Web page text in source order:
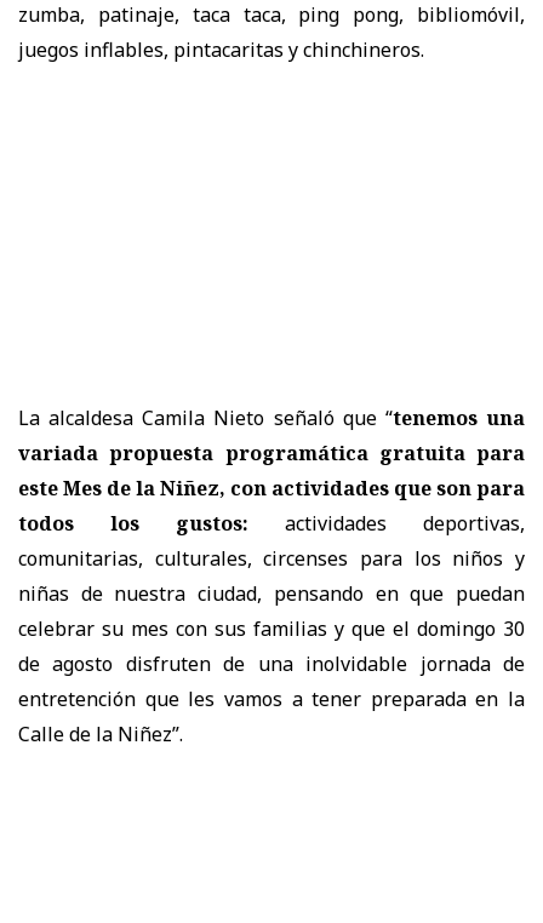
zumba, patinaje, taca taca, ping pong, bibliomóvil,
juegos inflables, pintacaritas y chinchineros.
La alcaldesa Camila Nieto señaló que “tenemos una
variada propuesta programática gratuita para
este Mes de la Niñez, con actividades que son para
todos los gustos:
actividades deportivas,
comunitarias, culturales, circenses para los niños y
niñas de nuestra ciudad, pensando en que puedan
celebrar su mes con sus familias y que el domingo 30
de agosto disfruten de una inolvidable jornada de
entretención que les vamos a tener preparada en la
Calle de la Niñez”.